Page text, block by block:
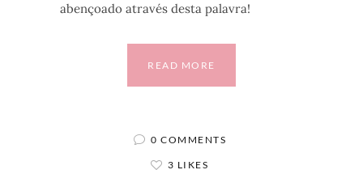
abençoado através desta palavra!
READ MORE
0 COMMENTS
3 LIKES